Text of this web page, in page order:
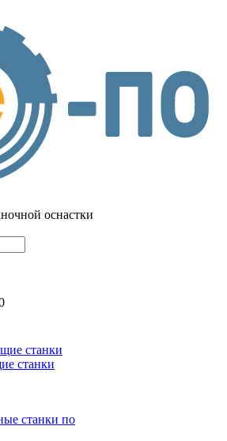
оснастки
станки
станки
станки по